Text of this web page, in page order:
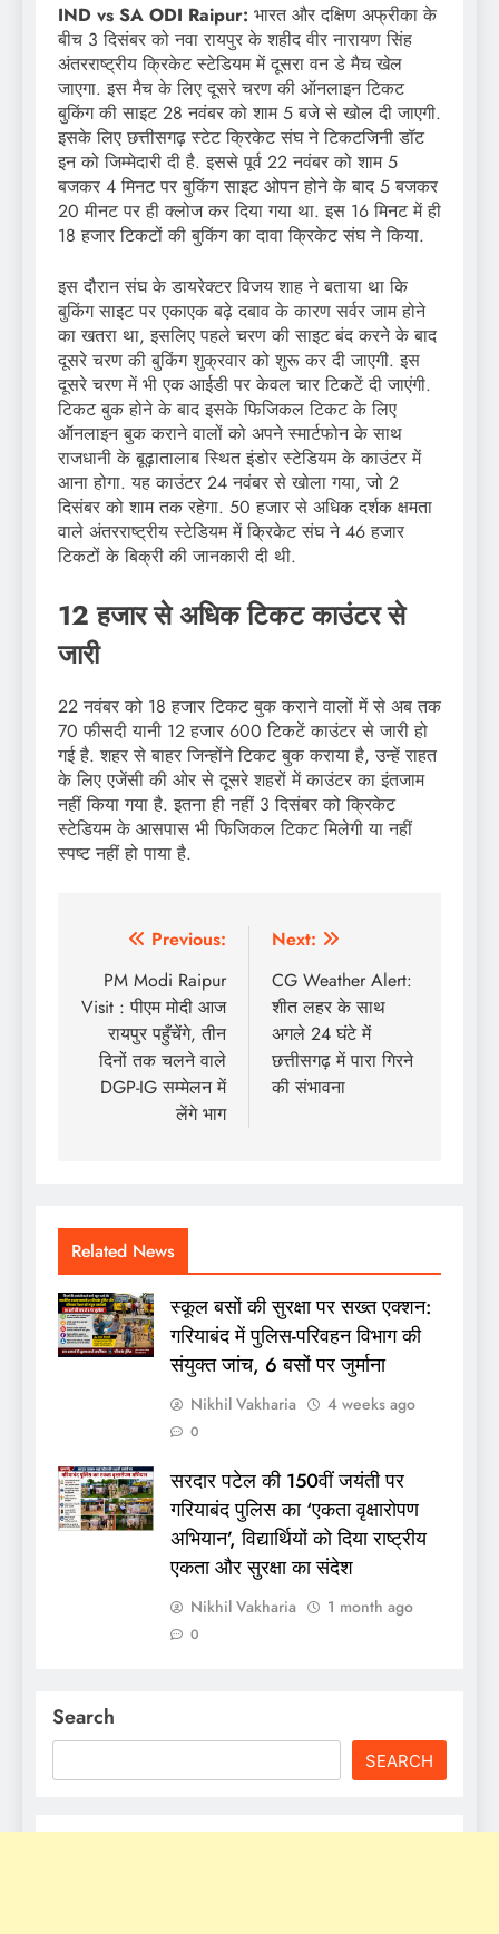
IND vs SA ODI Raipur: भारत और दक्षिण अफ्रीका के
बीच 3 दिसंबर को नवा रायपुर के शहीद वीर नारायण सिंह
अंतरराष्ट्रीय क्रिकेट स्टेडियम में दूसरा वन डे मैच खेल
जाएगा. इस मैच के लिए दूसरे चरण की ऑनलाइन टिकट
बुकिंग की साइट 28 नवंबर को शाम 5 बजे से खोल दी जाएगी.
इसके लिए छत्तीसगढ़ स्टेट क्रिकेट संघ ने टिकटजिनी डॉट
इन को जिम्मेदारी दी है. इससे पूर्व 22 नवंबर को शाम 5
बजकर 4 मिनट पर बुकिंग साइट ओपन होने के बाद 5 बजकर
20 मीनट पर ही क्लोज कर दिया गया था. इस 16 मिनट में ही
18 हजार टिकटों की बुकिंग का दावा क्रिकेट संघ ने किया.
इस दौरान संघ के डायरेक्टर विजय शाह ने बताया था कि
बुकिंग साइट पर एकाएक बढ़े दबाव के कारण सर्वर जाम होने
का खतरा था, इसलिए पहले चरण की साइट बंद करने के बाद
दूसरे चरण की बुकिंग शुक्रवार को शुरू कर दी जाएगी. इस
दूसरे चरण में भी एक आईडी पर केवल चार टिकटें दी जाएंगी.
टिकट बुक होने के बाद इसके फिजिकल टिकट के लिए
ऑनलाइन बुक कराने वालों को अपने स्मार्टफोन के साथ
राजधानी के बूढ़ातालाब स्थित इंडोर स्टेडियम के काउंटर में
आना होगा. यह काउंटर 24 नवंबर से खोला गया, जो 2
दिसंबर को शाम तक रहेगा. 50 हजार से अधिक दर्शक क्षमता
वाले अंतरराष्ट्रीय स्टेडियम में क्रिकेट संघ ने 46 हजार
टिकटों के बिक्री की जानकारी दी थी.
12 हजार से अधिक टिकट काउंटर से
जारी
22 नवंबर को 18 हजार टिकट बुक कराने वालों में से अब तक
70 फीसदी यानी 12 हजार 600 टिकटें काउंटर से जारी हो
गई है. शहर से बाहर जिन्होंने टिकट बुक कराया है, उन्हें राहत
के लिए एजेंसी की ओर से दूसरे शहरों में काउंटर का इंतजाम
नहीं किया गया है. इतना ही नहीं 3 दिसंबर को क्रिकेट
स्टेडियम के आसपास भी फिजिकल टिकट मिलेगी या नहीं
स्पष्ट नहीं हो पाया है.
Post
navigation
Previous:
PM Modi Raipur
Visit : पीएम मोदी आज
रायपुर पहुँचेंगे, तीन
दिनों तक चलने वाले
DGP-IG सम्मेलन में
लेंगे भाग
Next:
CG Weather Alert:
शीत लहर के साथ
अगले 24 घंटे में
छत्तीसगढ़ में पारा गिरने
की संभावना
Related News
स्कूल बसों की सुरक्षा पर सख्त एक्शन:
गरियाबंद में पुलिस-परिवहन विभाग की
संयुक्त जांच, 6 बसों पर जुर्माना
Nikhil Vakharia 4 weeks ago
0
सरदार पटेल की 150वीं जयंती पर
गरियाबंद पुलिस का ‘एकता वृक्षारोपण
अभियान’, विद्यार्थियों को दिया राष्ट्रीय
एकता और सुरक्षा का संदेश
Nikhil Vakharia 1 month ago
0
Search
SEARCH